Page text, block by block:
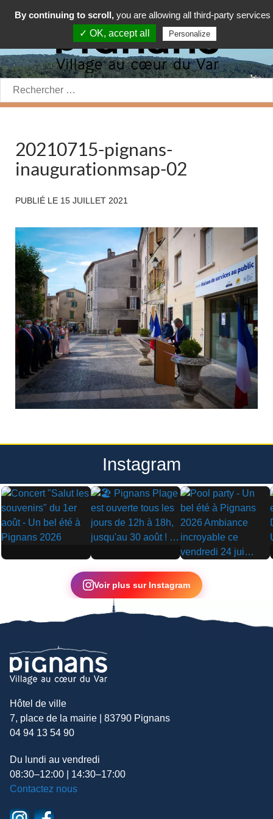
Rechercher:
20210715-pignans-
inaugurationmsap-02
PUBLIÉ LE 15 JUILLET 2021
Instagram
▶ ▶
▶
Voir plus sur Instagram
Hôtel de ville
7, place de la mairie | 83790 Pignans
04 94 13 54 90
Du lundi au vendredi
08:30–12:00 | 14:30–17:00
Contactez nous
By continuing to scroll, you are allowing all third-party services
✓ OK, accept all
Personalize